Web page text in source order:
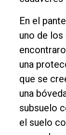
En el
uno de
una
que se
una
subsuelo
el suelo